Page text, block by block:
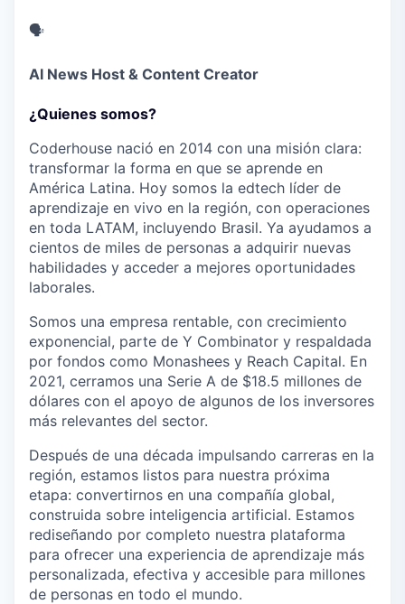
🗣️
AI News Host & Content Creator
¿Quienes somos?
Coderhouse nació en 2014 con una misión clara:
transformar la forma en que se aprende en
América Latina. Hoy somos la edtech líder de
aprendizaje en vivo en la región, con operaciones
en toda LATAM, incluyendo Brasil. Ya ayudamos a
cientos de miles de personas a adquirir nuevas
habilidades y acceder a mejores oportunidades
laborales.
Somos una empresa rentable, con crecimiento
exponencial, parte de Y Combinator y respaldada
por fondos como Monashees y Reach Capital. En
2021, cerramos una Serie A de $18.5 millones de
dólares con el apoyo de algunos de los inversores
más relevantes del sector.
Después de una década impulsando carreras en la
región, estamos listos para nuestra próxima
etapa: convertirnos en una compañía global,
construida sobre inteligencia artificial. Estamos
rediseñando por completo nuestra plataforma
para ofrecer una experiencia de aprendizaje más
personalizada, efectiva y accesible para millones
de personas en todo el mundo.